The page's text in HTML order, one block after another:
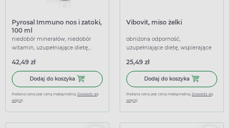
Pyrosal Immuno nos i zatoki,
100 ml
niedobór minerałów, niedobór
witamin, uzupełniające dietę,
42,49 zł
Dodaj do koszyka Dodaj do koszyka Pyrosal Immuno nos i zatoki, 100 ml
Podana cena jest ceną maksymalną. Dowiedz się
więcej
Vibovit, miso żelki
obniżona odporność,
uzupełniające dietę, wspierające
25,49 zł
Dodaj do koszyka Dodaj do
Podana cena jest ceną maksymalną. Dowiedz się
więcej